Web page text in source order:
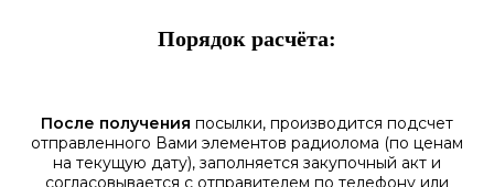
Порядок расчёта:
После получения посылки, производится подсчет
отправленного Вами элементов радиолома (по ценам
на текущую дату), заполняется закупочный акт и
согласовывается с отправителем по телефону или